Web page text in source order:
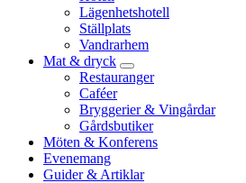
Lägenhetshotell
Ställplats
Vandrarhem
Mat & dryck
Restauranger
Caféer
Bryggerier & Vingårdar
Gårdsbutiker
Möten & Konferens
Evenemang
Guider & Artiklar